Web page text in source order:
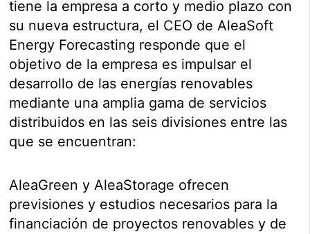
tiene la empresa a corto y medio plazo con
su nueva estructura, el CEO de AleaSoft
Energy Forecasting responde que el
objetivo de la empresa es impulsar el
desarrollo de las energías renovables
mediante una amplia gama de servicios
distribuidos en las seis divisiones entre las
que se encuentran:
AleaGreen y AleaStorage ofrecen
previsiones y estudios necesarios para la
financiación de proyectos renovables y de